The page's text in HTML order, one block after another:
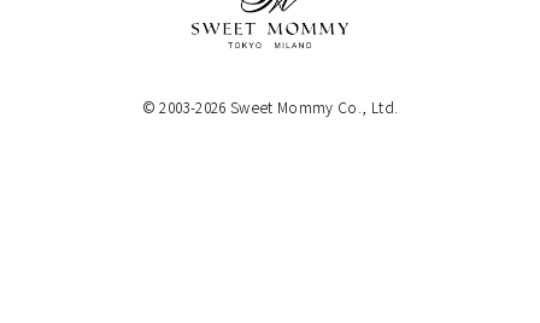
© 2003-2026 Sweet Mommy Co., Ltd.